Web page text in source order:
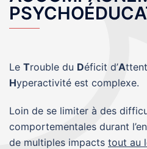
Le Trouble du Déficit d’A
Hyperactivité est complexe.
Loin de se limiter à des
comportementales durant
de multiples impacts tout au